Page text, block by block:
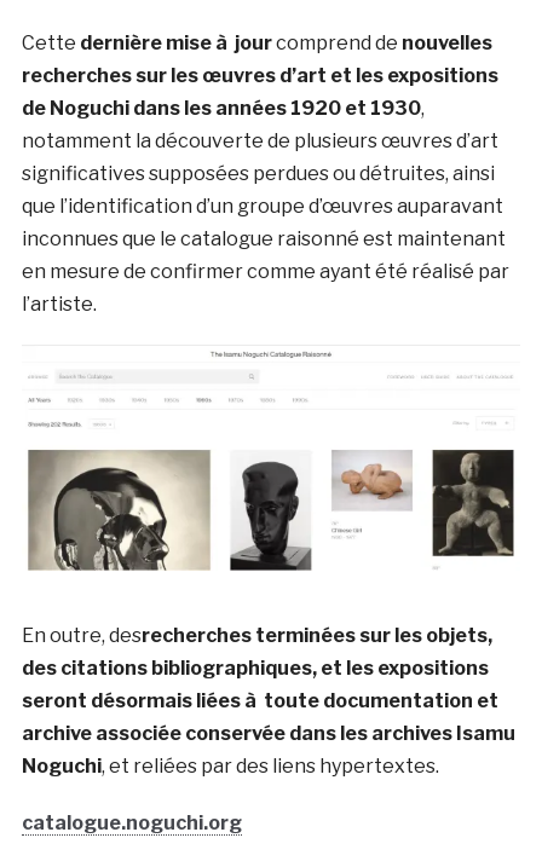
Cette dernière mise à jourcomprend de nouvelles
recherches sur les œuvres d’art et les expositions
de Noguchi dans les années 1920 et 1930,
notamment la découverte de plusieurs œuvres d’art
significatives supposées perdues ou détruites, ainsi
que l’identification d’un groupe d’œuvres auparavant
inconnues que le catalogue raisonné est maintenant
en mesure de confirmer comme ayant été réalisé par
l’artiste.
En outre, desrecherches terminées sur les objets,
des citations bibliographiques, et les expositions
seront désormais liées à toute documentation et
archive associée conservée dans les archives Isamu
Noguchi, et reliées par des liens hypertextes.
catalogue.noguchi.org